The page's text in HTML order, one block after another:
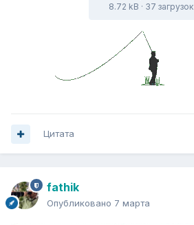
8.72 kB · 37 загрузок
Цитата
fathik
Опубликовано 7 марта